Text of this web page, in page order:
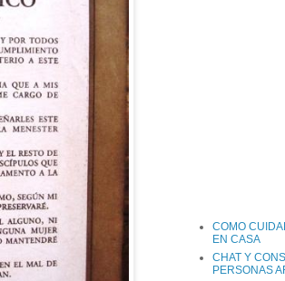
COMO
EN CASA
CHAT Y
PERSONAS